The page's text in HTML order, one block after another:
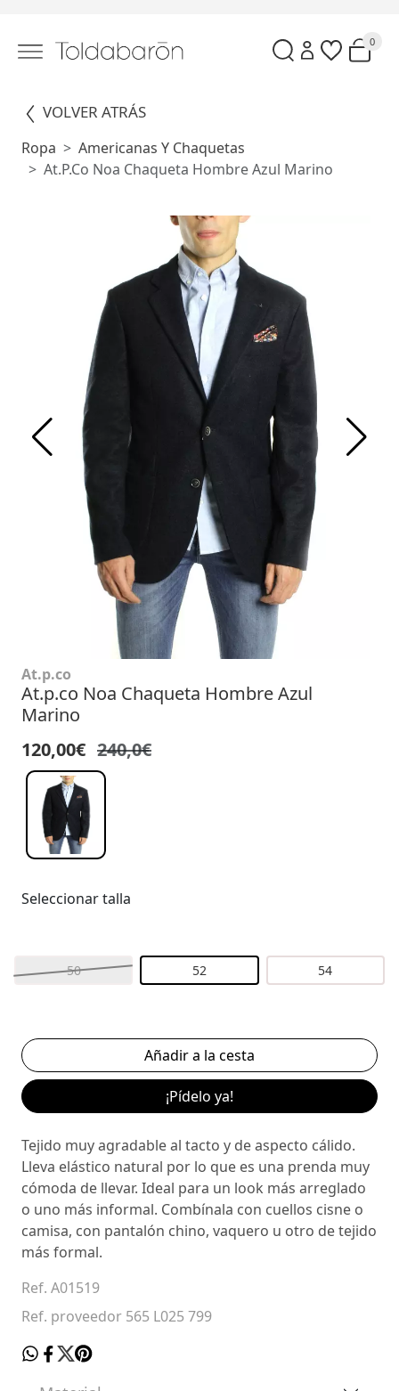
0
VOLVER ATRÁS
Ropa
Americanas Y Chaquetas
At.p.co Noa Chaqueta Hombre Azul Marino
At.p.co
At.p.co Noa Chaqueta Hombre Azul
Marino
120,00€ 240,0€
Seleccionar talla
50 52 54
¡Pídelo ya!
Tejido muy agradable al tacto y de aspecto cálido.
Lleva elástico natural por lo que es una prenda muy
cómoda de llevar. Ideal para un look más arreglado
o uno más informal. Combínala con cuellos cisne o
camisa, con pantalón chino, vaquero u otro de tejido
más formal.
Ref. A01519
Ref. proveedor 565 L025 799